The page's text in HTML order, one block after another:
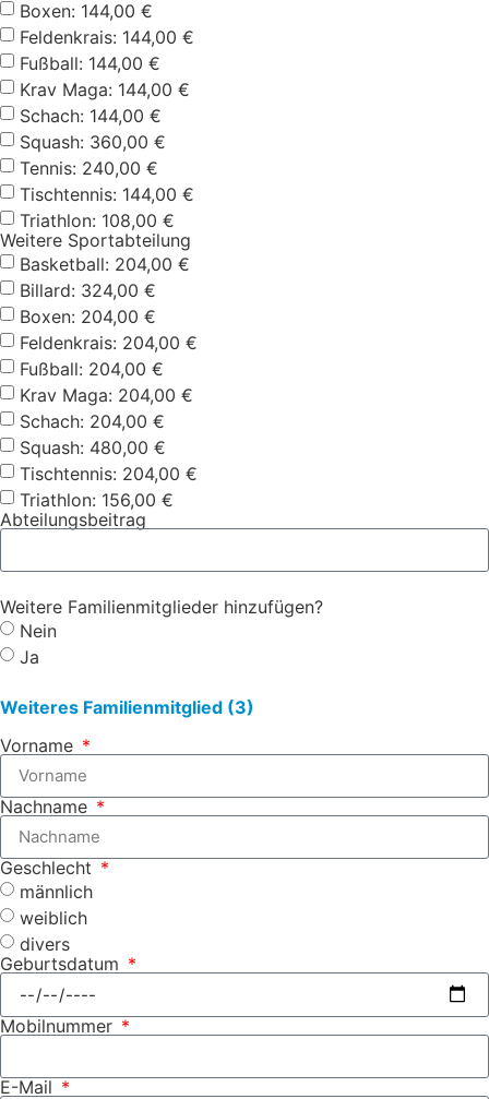
Boxen: 144,00 €
Feldenkrais: 144,00 €
Fußball: 144,00 €
Krav Maga: 144,00 €
Schach: 144,00 €
Squash: 360,00 €
Tennis: 240,00 €
Tischtennis: 144,00 €
Triathlon: 108,00 €
Weitere Sportabteilung
Basketball: 204,00 €
Billard: 324,00 €
Boxen: 204,00 €
Feldenkrais: 204,00 €
Fußball: 204,00 €
Krav Maga: 204,00 €
Schach: 204,00 €
Squash: 480,00 €
Tischtennis: 204,00 €
Triathlon: 156,00 €
Abteilungsbeitrag
Weitere Familienmitglieder hinzufügen?
Nein
Ja
Weiteres Familienmitglied (3)
Vorname
Nachname
Geschlecht
männlich
weiblich
divers
Geburtsdatum
Mobilnummer
E-Mail